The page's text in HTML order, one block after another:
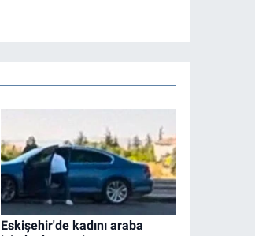
Eskişehir'de kadını araba